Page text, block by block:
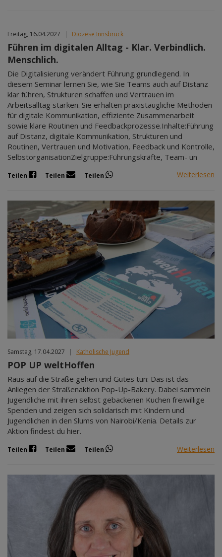
Freitag, 16.04.2027 | Diözese Innsbruck
Führen im digitalen Alltag - Klar. Verbindlich.
Menschlich.
Die Digitalisierung verändert Führung grundlegend. In
diesem Seminar lernen Sie, wie Sie Teams auch auf Distanz
klar führen, Strukturen schaffen und Vertrauen im
Arbeitsalltag stärken. Sie erhalten praxistaugliche Methoden
für digitale Kommunikation, effiziente Zusammenarbeit
sowie klare Routinen und Feedbackprozesse.Inhalte:Führung
auf Distanz, digitale Kommunikation, Strukturen und
Routinen, Vertrauen und Motivation, Feedback und Kontrolle,
SelbstorganisationZielgruppe:Führungskräfte, Team- un
Teilen Teilen Teilen Weiterlesen
Samstag, 17.04.2027 Katholische Jugend
POP UP weltHoffen
Raus auf die Straße gehen und Gutes tun: Das ist das
Anliegen der Straßenaktion Pop-Up-Bakery. Dabei sammeln
Jugendliche mit ihren selbst gebackenen Kuchen freiwillige
Spenden und zeigen sich solidarisch mit Kindern und
Jugendlichen in den Slums von Nairobi/Kenia. Details zur
Aktion findest du hier.
Teilen Teilen Teilen Weiterlesen